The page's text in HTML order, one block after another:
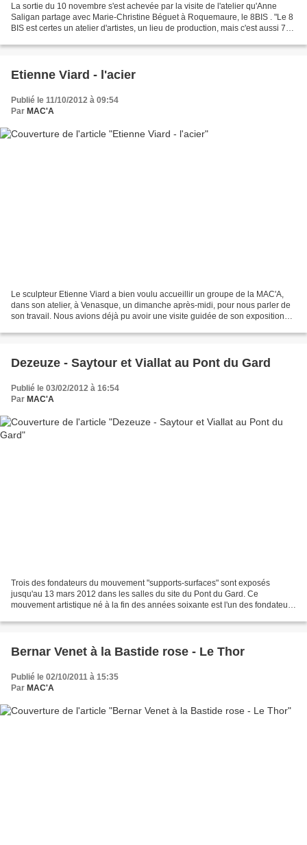
La sortie du 10 novembre s'est achevée par la visite de l'atelier qu'Anne
Saligan partage avec Marie-Christine Béguet à Roquemaure, le 8BIS . "Le 8
BIS est certes un atelier d'artistes, un lieu de production, mais c'est aussi 70
Etienne Viard - l'acier
Publié le 11/10/2012 à 09:54
Par MAC'A
Le sculpteur Etienne Viard a bien voulu accueillir un groupe de la MAC'A,
dans son atelier, à Venasque, un dimanche après-midi, pour nous parler de
son travail. Nous avions déjà pu avoir une visite guidée de son exposition
Dezeuze - Saytour et Viallat au Pont du Gard
Publié le 03/02/2012 à 16:54
Par MAC'A
Trois des fondateurs du mouvement "supports-surfaces" sont exposés
jusqu'au 13 mars 2012 dans les salles du site du Pont du Gard. Ce
mouvement artistique né à la fin des années soixante est l'un des fondateurs
Bernar Venet à la Bastide rose - Le Thor
Publié le 02/10/2011 à 15:35
Par MAC'A